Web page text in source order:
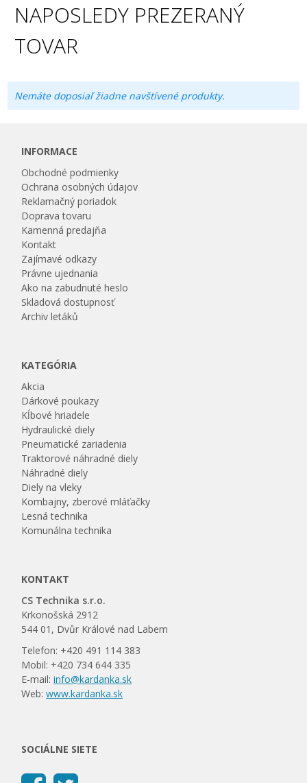
NAPOSLEDY PREZERANÝ
TOVAR
Nemáte doposiaľ žiadne navštívené produkty.
INFORMACE
Obchodné podmienky
Ochrana osobných údajov
Reklamačný poriadok
Doprava tovaru
Kamenná predajňa
Kontakt
Zajímavé odkazy
Právne ujednania
Ako na zabudnuté heslo
Skladová dostupnosť
Archiv letáků
KATEGÓRIA
Akcia
Dárkové poukazy
Kĺbové hriadele
Hydraulické diely
Pneumatické zariadenia
Traktorové náhradné diely
Náhradné diely
Diely na vleky
Kombajny, zberové mláťačky
Lesná technika
Komunálna technika
KONTAKT
CS Technika s.r.o.
Krkonošská 2912
544 01, Dvůr Králové nad Labem
Telefon: +420 491 114 383
Mobil: +420 734 644 335
E-mail:info@kardanka.sk
Web:www.kardanka.sk
SOCIÁLNE SIETE